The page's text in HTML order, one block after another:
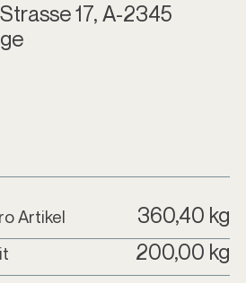
17, A-2345
Artikel 360,40 kg
200,00 kg